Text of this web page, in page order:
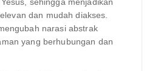
sehingga menjadikan
dan mudah diakses.
narasi abstrak
yang berhubungan dan